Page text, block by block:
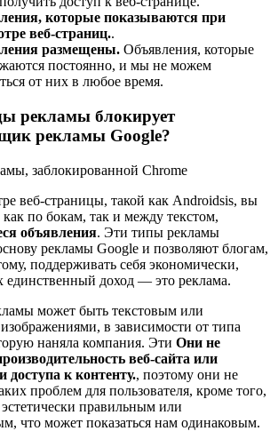
которые показываются при
веб-страниц..
размещены. Объявления, которые
постоянно, и мы не можем
от них в любое время.
рекламы блокирует
рекламы Google?
веб-страницы, такой как Androidsis, вы
как по бокам, так и между текстом,
объявления. Эти типы рекламы
рекламы Google и позволяют блогам,
поддерживать себя экономически,
единственный доход — это реклама.
может быть текстовым или
в зависимости от типа
наняла компания. Эти Они не
веб-сайта или
доступа к контенту., поэтому они не
проблем для пользователя, кроме того,
эстетически правильным или
что может показаться нам одинаковым.